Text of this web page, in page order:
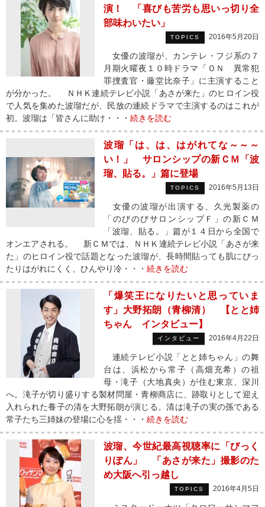
演！ 「喜びも苦労も思いっ切り全
部味わいたい」
TOPICS 2016年5月20日
女優の波瑠が、カンテレ・フジ系の７
月期火曜夜１０時ドラマ「ＯＮ 異常犯
罪捜査官・藤堂比奈子」に主演すること
が分かった。 ＮＨＫ連続テレビ小説「あさが来た」のヒロイン役
で人気を集めた波瑠だが、民放の連続ドラマで主演するのはこれが
初。波瑠は「皆さんに助け・・・ 続きを読む
波瑠「は、は、はがれてな～～～
い！」 サロンシップの新ＣＭ「波
瑠、貼る。」篇に登場
TOPICS 2016年5月13日
女優の波瑠が出演する、久光製薬の
「のびのびサロンシップＦ」の新ＣＭ
「波瑠、貼る。」篇が１４日から全国で
オンエアされる。 新ＣＭでは、ＮＨＫ連続テレビ小説「あさが来
た」のヒロイン役で話題となった波瑠が、長時間貼っても肌にぴっ
たりはがれにくく、ひんやり冷・・・ 続きを読む
「爆笑王になりたいと思っていま
す」大野拓朗（青柳清） 【とと姉
ちゃん インタビュー】
インタビュー 2016年4月22日
連続テレビ小説「とと姉ちゃん」の舞
台は、浜松から常子（高畑充希）の祖
母・滝子（大地真央）が住む東京、深川
へ。滝子が切り盛りする製材問屋・青柳商店に、跡取りとして迎え
入れられた養子の清を大野拓朗が演じる。清は滝子の実の孫である
常子たち三姉妹の登場に心を揺・・・ 続きを読む
波瑠、今世紀最高視聴率に「びっく
りぽん」 「あさが来た」撮影のた
め大阪へ引っ越し
TOPICS 2016年4月5日